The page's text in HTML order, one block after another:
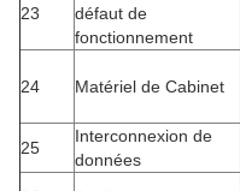
23
défaut de
fonctionnement
24 Matériel de Cabinet
25
Interconnexion de
données